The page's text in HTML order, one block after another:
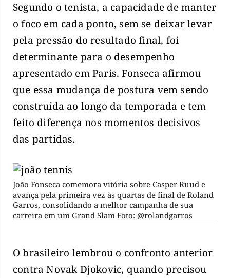
Segundo o tenista, a capacidade de manter
o foco em cada ponto, sem se deixar levar
pela pressão do resultado final, foi
determinante para o desempenho
apresentado em Paris. Fonseca afirmou
que essa mudança de postura vem sendo
construída ao longo da temporada e tem
feito diferença nos momentos decisivos
das partidas.
João Fonseca comemora vitória sobre Casper Ruud e
avança pela primeira vez às quartas de final de Roland
Garros, consolidando a melhor campanha de sua
carreira em um Grand Slam Foto: @rolandgarros
O brasileiro lembrou o confronto anterior
contra Novak Djokovic, quando precisou